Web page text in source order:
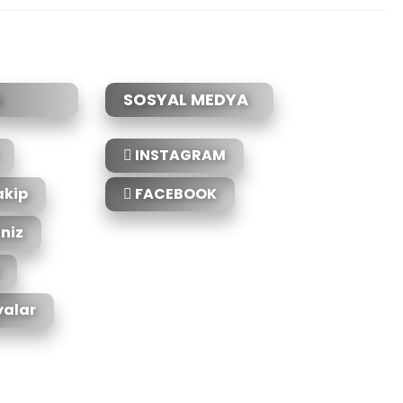
SOSYAL MEDYA
INSTAGRAM
FACEBOOK